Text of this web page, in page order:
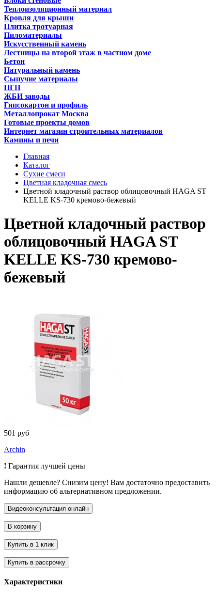
Теплоизоляционный материал
Кровля для крыши
Плитка тротуарная
Пиломатериалы
Искусственный камень
Лестницы на второй этаж в частном доме
Бетон
Натуральный камень
Сыпучие материалы
ПГП
ЖБИ заводы
Гипсокартон и профиль
Металлопрокат Москва
Готовые проекты домов
Интернет магазин строительных материалов
Камины и печи
Главная
Каталог
Сухие смеси
Цветная кладочная смесь
Цветной кладочный раствор облицовочный HAGA ST
KELLE KS-730 кремово-бежевый
Цветной кладочный раствор
облицовочный HAGA ST
KELLE KS-730 кремово-
бежевый
501 руб
Archin
! Гарантия лучшей цены
Нашли дешевле? Снизим цену! Вам достаточно предоставить
информацию об альтернативном предложении.
Характеристики